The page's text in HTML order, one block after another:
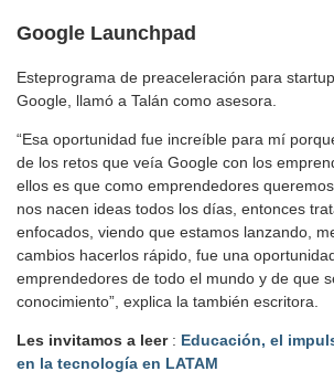
Google Launchpad
Esteprograma de preaceleración para
Google, llamó a Talán como asesora.
“Esa oportunidad fue increíble para mí
de los retos que veía Google con los
ellos es que como emprendedores
nos nacen ideas todos los días, entonces
enfocados, viendo que estamos lanzando,
cambios hacerlos rápido, fue una
emprendedores de todo el mundo y de que
conocimiento”, explica la también escritora.
Les invitamos a leer : Educación, el
en la tecnología en LATAM